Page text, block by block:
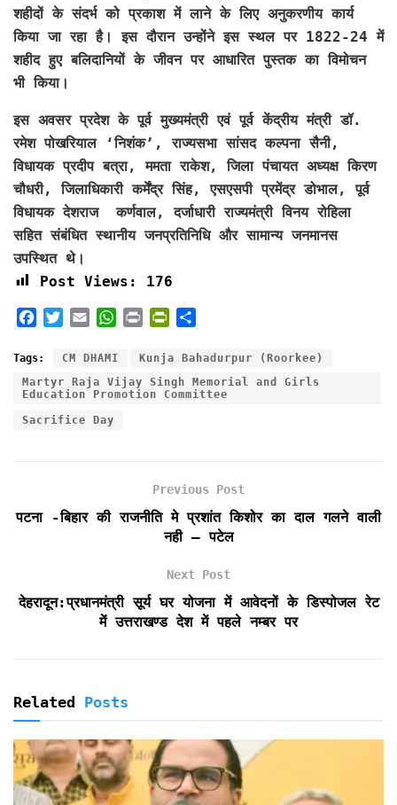
शहीदों के संदर्भ को प्रकाश में लाने के लिए अनुकरणीय कार्य
किया जा रहा है। इस दौरान उन्होंने इस स्थल पर 1822-24 में
शहीद हुए बलिदानियों के जीवन पर आधारित पुस्तक का विमोचन
भी किया।
इस अवसर प्रदेश के पूर्व मुख्यमंत्री एवं पूर्व केंद्रीय मंत्री डॉ.
रमेश पोखरियाल ‘निशंक’, राज्यसभा सांसद कल्पना सैनी,
विधायक प्रदीप बत्रा, ममता राकेश, जिला पंचायत अध्यक्ष किरण
चौधरी, जिलाधिकारी कर्मेंद्र सिंह, एसएसपी प्रमेंद्र डोभाल, पूर्व
विधायक देशराज कर्णवाल, दर्जाधारी राज्यमंत्री विनय रोहिला
सहित संबंधित स्थानीय जनप्रतिनिधि और सामान्य जनमानस
उपस्थित थे।
Post Views:
176
c
b
o
i
t
e
a
i
l
a
t
s
i
n
t
i
t
n
d
l
a
r
e
Tags: CM DHAMI
Kunja Bahadurpur (Roorkee)
Martyr Raja Vijay Singh Memorial and Girls
Education Promotion Committee
Sacrifice Day
Previous Post
पटना -बिहार की राजनीति मे प्रशांत किशोर का दाल गलने वाली
नही – पटेल
Next Post
देहरादून:प्रधानमंत्री सूर्य घर योजना में आवेदनों के डिस्पोजल रेट
में उत्तराखण्ड देश में पहले नम्बर पर
Related Posts